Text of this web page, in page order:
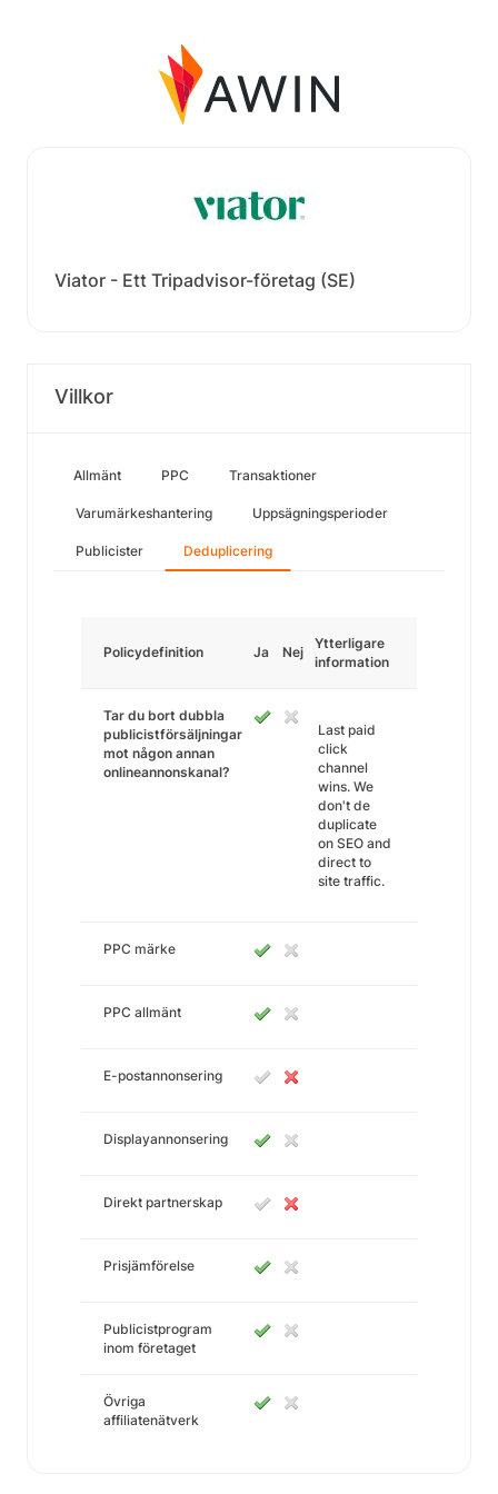
Viator - Ett Tripadvisor-företag (SE)
Villkor
Allmänt PPC Transaktioner
Varumärkeshantering Uppsägningsperioder
Publicister Deduplicering
Policydefinition Ja Nej
Ytterligare
information
Tar du bort dubbla
publicistförsäljningar
mot någon annan
onlineannonskanal?
Last paid
click
channel
wins. We
don't de
duplicate
on SEO and
direct to
site traffic.
PPC märke
PPC allmänt
E-postannonsering
Displayannonsering
Direkt partnerskap
Prisjämförelse
Publicistprogram
inom företaget
Övriga
affiliatenätverk